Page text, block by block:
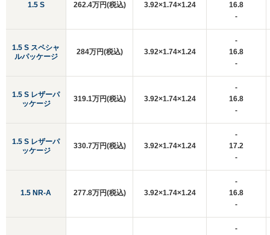
1.5 S
1.5 S スペシャ
ルパッケージ
1.5 S レザーパ
ッケージ
1.5 S レザーパ
ッケージ
1.5 NR-A
262.4万円(税込) 3.92×1.74×1.24
16.8
-
284万円(税込) 3.92×1.74×1.24
-
16.8
-
319.1万円(税込) 3.92×1.74×1.24
-
16.8
-
330.7万円(税込) 3.92×1.74×1.24
-
17.2
-
277.8万円(税込) 3.92×1.74×1.24
-
16.8
-
-